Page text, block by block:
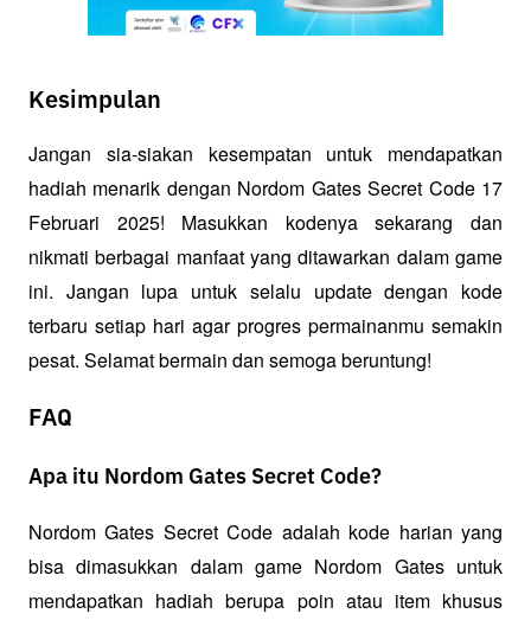
Kesimpulan
Jangan sia-siakan kesempatan untuk mendapatkan
hadiah menarik dengan Nordom Gates Secret Code 17
Februari 2025! Masukkan kodenya sekarang dan
nikmati berbagai manfaat yang ditawarkan dalam game
ini. Jangan lupa untuk selalu update dengan kode
terbaru setiap hari agar progres permainanmu semakin
pesat. Selamat bermain dan semoga beruntung!
FAQ
Apa itu Nordom Gates Secret Code?
Nordom Gates Secret Code adalah kode harian yang
bisa dimasukkan dalam game Nordom Gates untuk
mendapatkan hadiah berupa poin atau item khusus